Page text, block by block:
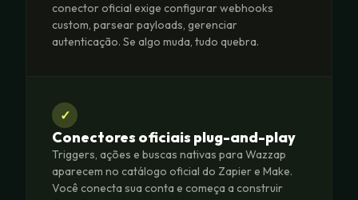
conector oficial exige configurar webhooks
custom, parsear payloads, gerenciar
autenticação. Se algo muda, tudo quebra.
✓
Conectores oficiais plug-and-play
Triggers, ações e buscas nativas para Wazzap
aparecem no catálogo oficial do Zapier e Make.
Você conecta sua conta e começa a construir